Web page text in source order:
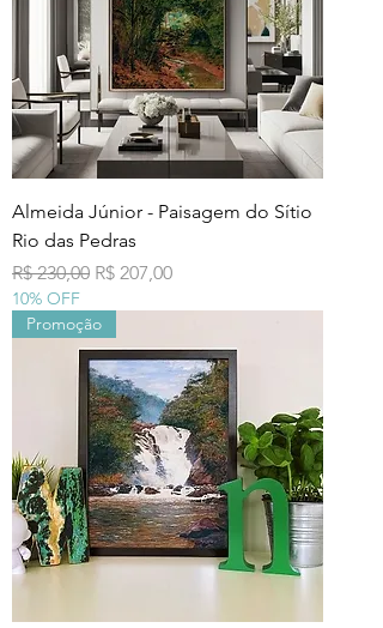
Almeida Júnior - Paisagem do Sítio
Rio das Pedras
Preço normal
R$ 230,00 Preço promocional
R$ 207,00
10% OFF
Promoção